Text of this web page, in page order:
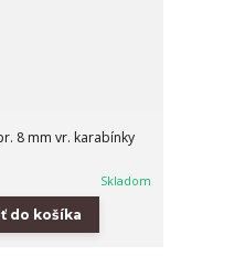
8 mm vr. karabínky
Skladom
do košíka